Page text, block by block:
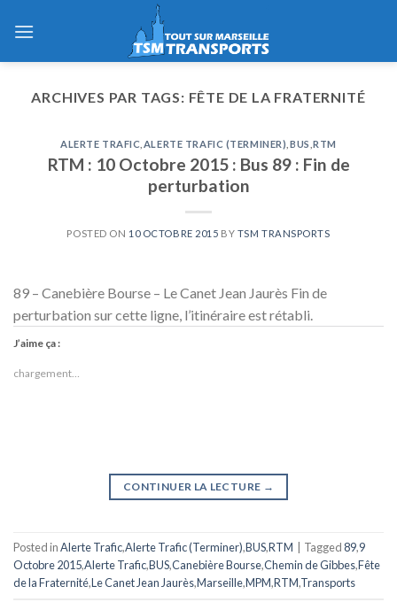
ARCHIVES PAR TAGS: FÊTE DE LA FRATERNITÉ
ALERTE TRAFIC ALERTE TRAFIC (TERMINER) BUS ,RTM
RTM : 10 Octobre 2015 : Bus 89 : Fin de
perturbation
POSTED ON 10 OCTOBRE 2015 BY TSM TRANSPORTS
89 – Canebière Bourse – Le Canet Jean Jaurès Fin de
perturbation sur cette ligne, l’itinéraire est rétabli.
J’aime ça :
chargement…
CONTINUER LA LECTURE →
Posted inAlerte Trafic,Alerte Trafic (Terminer),BUS,RTM Tagged89,9
Octobre 2015,Alerte Trafic,BUS,Canebière Bourse,Chemin de Gibbes,Fête
de la Fraternité,Le Canet Jean Jaurès,Marseille,MPM,RTM,Transports